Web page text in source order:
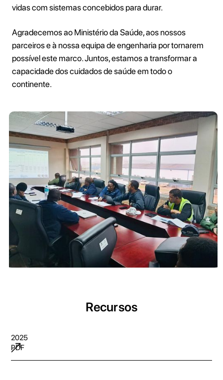
vidas com sistemas concebidos para durar.
Agradecemos ao Ministério da Saúde, aos nossos
parceiros e à nossa equipa de engenharia por tornarem
possível este marco. Juntos, estamos a transformar a
capacidade dos cuidados de saúde em todo o
continente.
Recursos
2025
PDF